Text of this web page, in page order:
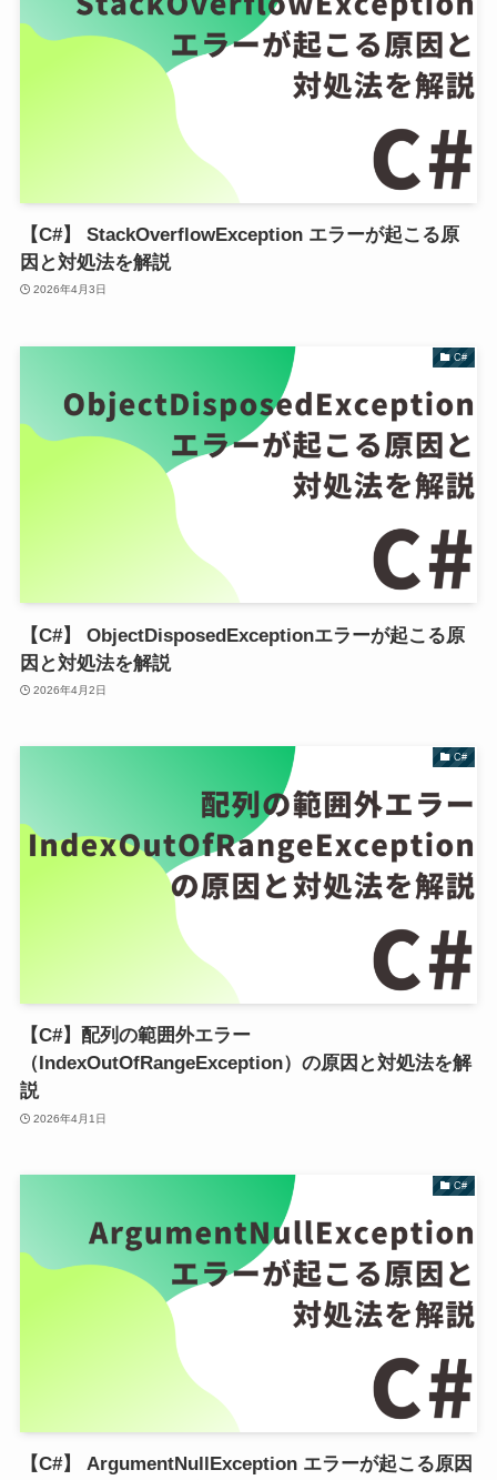
【C#】 StackOverflowException エラーが起こる原
因と対処法を解説
2026年4月3日
C#
【C#】 ObjectDisposedExceptionエラーが起こる原
因と対処法を解説
2026年4月2日
C#
【C#】配列の範囲外エラー
（IndexOutOfRangeException）の原因と対処法を解
説
2026年4月1日
C#
【C#】 ArgumentNullException エラーが起こる原因